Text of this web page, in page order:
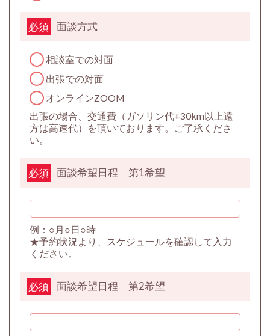
面談方式
必須
相談室での対面
出張での対面
オンラインZOOM
出張の場合、交通費（ガソリン代+30km以上遠
方は高速代）を頂いております。ご了承くださ
い。
面談希望日程 第1希望
必須
例：○月○日○時
★予約状況より、スケジュールを確認して入力
ください。
面談希望日程 第2希望
必須